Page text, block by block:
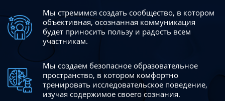
Мы стремимся создать сообщество, в котором
объективная, осознанная коммуникация
будет приносить пользу и радость всем
участникам.
Мы создаем безопасное образовательное
пространство, в котором комфортно
тренировать исследовательское поведение,
изучая содержимое своего сознания.